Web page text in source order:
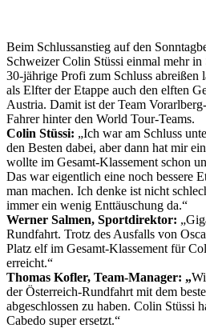
Beim Schlussanstieg auf den
Schweizer Colin Stüssi einmal mehr
30-jährige Profi zum Schluss abreißen
als Elfter der Etappe auch den elften
Austria. Damit ist der Team
Fahrer hinter den World Tour-Teams.
Colin Stüssi: „Ich war am Schluss
den Besten dabei, aber dann hat mir
wollte im Gesamt-Klassement schon
Das war eigentlich eine noch bessere
man machen. Ich denke ist nicht
immer ein wenig Enttäuschung da.“
Werner Salmen, Sportdirektor:
Rundfahrt. Trotz des Ausfalls von
Platz elf im Gesamt-Klassement für
erreicht.“
Thomas Kofler, Team-Manager: „
der Österreich-Rundfahrt mit dem
abgeschlossen zu haben. Colin Stüssi
Cabedo super ersetzt.“